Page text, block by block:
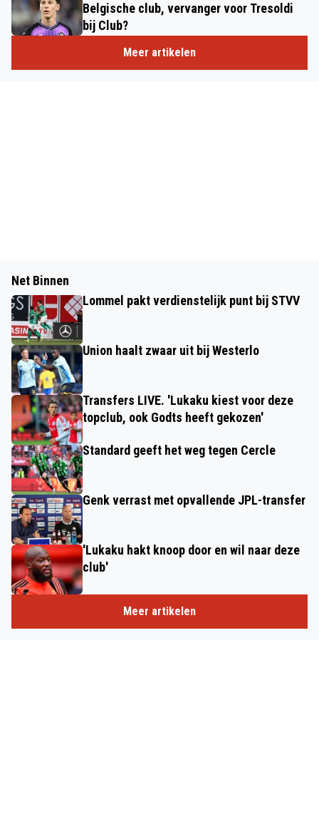
Belgische club, vervanger voor Tresoldi
bij Club?
Meer artikelen
Net Binnen
Lommel pakt verdienstelijk punt bij STVV
Union haalt zwaar uit bij Westerlo
Transfers LIVE. 'Lukaku kiest voor deze
topclub, ook Godts heeft gekozen'
Standard geeft het weg tegen Cercle
Genk verrast met opvallende JPL-transfer
'Lukaku hakt knoop door en wil naar deze
club'
Meer artikelen